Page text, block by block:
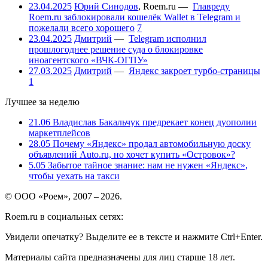
23.04.2025 Юрий Синодов, Roem.ru — Главреду
Roem.ru заблокировали кошелёк Wallet в Telegram и
пожелали всего хорошего 7
23.04.2025 Дмитрий — Telegram исполнил
прошлогоднее решение суда о блокировке
иноагентского «ВЧК-ОГПУ»
27.03.2025 Дмитрий — Яндекс закроет турбо-страницы
1
Лучшее за неделю
21.06 Владислав Бакальчук предрекает конец дуополии
маркетплейсов
28.05 Почему «Яндекс» продал автомобильную доску
объявлений Auto.ru, но хочет купить «Островок»?
5.05 Забытое тайное знание: нам не нужен «Яндекс»,
чтобы уехать на такси
© ООО «Роем», 2007 – 2026.
Roem.ru в социальных сетях:
Увидели опечатку? Выделите ее в тексте и нажмите Ctrl+Enter.
Материалы сайта предназначены для лиц старше 18 лет.